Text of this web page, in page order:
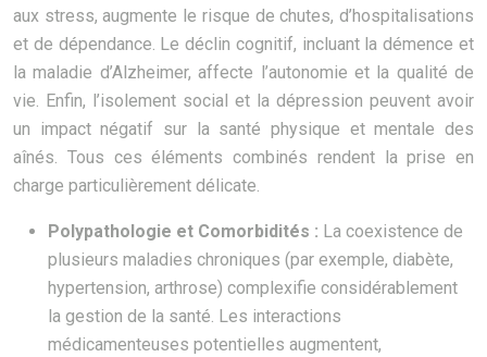
aux stress, augmente le risque de chutes, d’hospitalisations
et de dépendance. Le déclin cognitif, incluant la démence et
la maladie d’Alzheimer, affecte l’autonomie et la qualité de
vie. Enfin, l’isolement social et la dépression peuvent avoir
un impact négatif sur la santé physique et mentale des
aînés. Tous ces éléments combinés rendent la prise en
charge particulièrement délicate.
Polypathologie et Comorbidités : La coexistence de
plusieurs maladies chroniques (par exemple, diabète,
hypertension, arthrose) complexifie considérablement
la gestion de la santé. Les interactions
médicamenteuses potentielles augmentent,